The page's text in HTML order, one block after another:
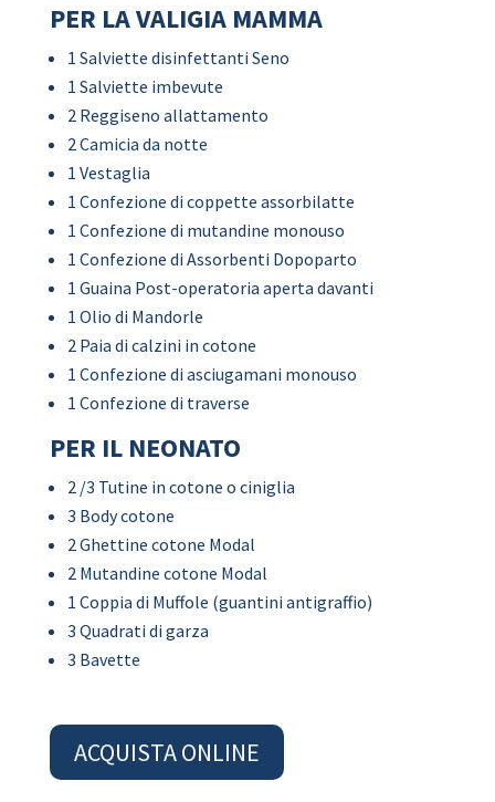
PER LA VALIGIA MAMMA
1 Salviette disinfettanti Seno
1 Salviette imbevute
2 Reggiseno allattamento
2 Camicia da notte
1 Vestaglia
1 Confezione di coppette assorbilatte
1 Confezione di mutandine monouso
1 Confezione di Assorbenti Dopoparto
1 Guaina Post-operatoria aperta davanti
1 Olio di Mandorle
2 Paia di calzini in cotone
1 Confezione di asciugamani monouso
1 Confezione di traverse
PER IL NEONATO
2 /3 Tutine in cotone o ciniglia
3 Body cotone
2 Ghettine cotone Modal
2 Mutandine cotone Modal
1 Coppia di Muffole (guantini antigraffio)
3 Quadrati di garza
3 Bavette
ACQUISTA ONLINE